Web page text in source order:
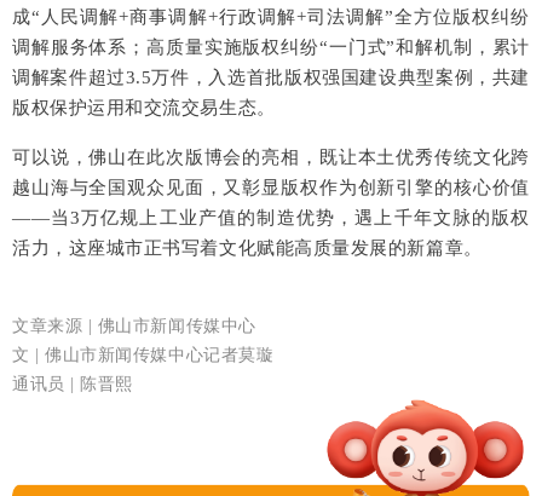
成“人民调解+商事调解+行政调解+司法调解”全方位版权纠纷
调解服务体系；高质量实施版权纠纷“一门式”和解机制，累计
调解案件超过3.5万件，入选首批版权强国建设典型案例，共建
版权保护运用和交流交易生态。
可以说，佛山在此次版博会的亮相，既让本土优秀传统文化跨
越山海与全国观众见面，又彰显版权作为创新引擎的核心价值
——当3万亿规上工业产值的制造优势，遇上千年文脉的版权
活力，这座城市正书写着文化赋能高质量发展的新篇章。
文章来源 | 佛山市新闻传媒中心
文 | 佛山市新闻传媒中心记者莫璇
通讯员 | 陈晋熙